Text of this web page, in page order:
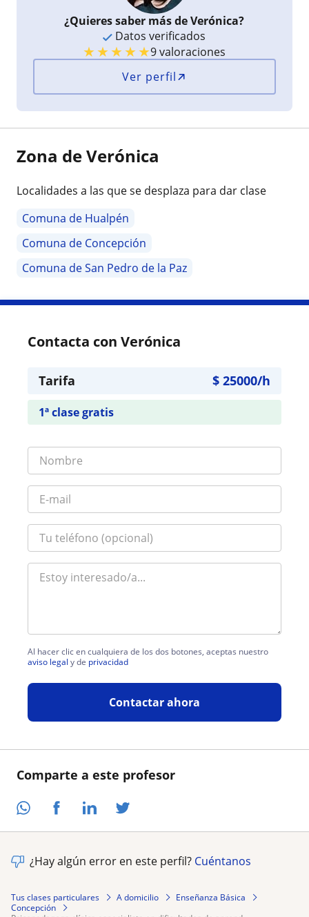
Comparte a este profesor
¿Quieres saber más de Verónica?
Datos verificados
★★★★★9 valoraciones
Ver perfil
Zona de Verónica
Localidades a las que se desplaza para dar clase
Comuna de Hualpén
Comuna de Concepción
Comuna de San Pedro de la Paz
Contacta con Verónica
Tarifa $ 25000/h
1ª clase gratis
Al hacer clic en cualquiera de los dos botones, aceptas nuestro
aviso legal y de privacidad
Contactar ahora
¿Hay algún error en este perfil? Cuéntanos
Tus clases particulares A domicilio
Enseñanza Básica
Concepción